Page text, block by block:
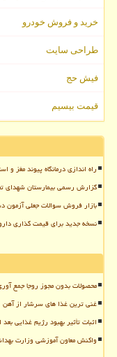
خرید و فروش خودرو
طراحی سایت
فیش حج
قیمت بیسیم
راه اندازی درمانگاه پیوند مغز و
گزارش رسمی بیمارستان شهدای
بازار فروش سوالات جعلی آزمون دستیاری کلاهبرداری
نسخه جدید برای قیمت گذاری
محصولات بدون مجوز روجا جمع
غنی ترین غذا های سرشار از آهن
اثبات تأثیر بهبود رژیم غذایی بعد از ۴۰ سالگی بر طول
واکنش معاون آموزشی وزارت